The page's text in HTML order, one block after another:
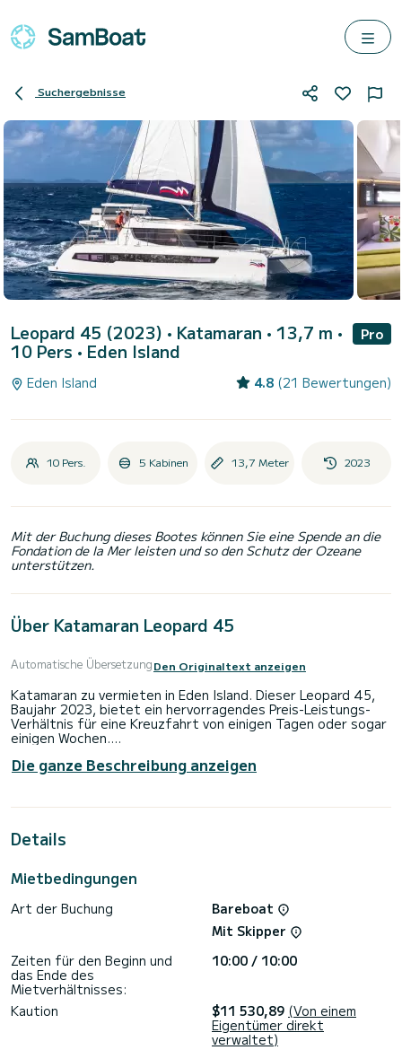
Suchergebnisse
Leopard 45 (2023) • Katamaran • 13,7 m •
10 Pers • Eden Island
Pro
Eden Island 4.8 (21 Bewertungen)
10 Pers. 5 Kabinen 13,7 Meter 2023
Mit der Buchung dieses Bootes können Sie eine Spende an die
Fondation de la Mer leisten und so den Schutz der Ozeane
unterstützen.
Über Katamaran Leopard 45
Automatische ÜbersetzungDen Originaltext anzeigen
Katamaran zu vermieten in Eden Island. Dieser Leopard 45,
Baujahr 2023, bietet ein hervorragendes Preis-Leistungs-
Verhältnis für eine Kreuzfahrt von einigen Tagen oder sogar
einigen Wochen.
Das Boot verfügt über 5 voll ausgestattete Kabinen und
bietet Platz für 10 Personen. Mit einer Gesamtlänge von 14
außergewöhnlichen Urlaub auf dem Wasser in der Umgebung
auf die Schaltfläche „Angebot anfordern“. Ein SamBoat-
Die ganze Beschreibung anzeigen
Details
Mietbedingungen
Art der Buchung
Bareboat
Mit Skipper
Zeiten für den Beginn und
das Ende des
Mietverhältnisses:
10:00 / 10:00
Kaution $11 530,89 (Von einem
Eigentümer direkt
verwaltet)